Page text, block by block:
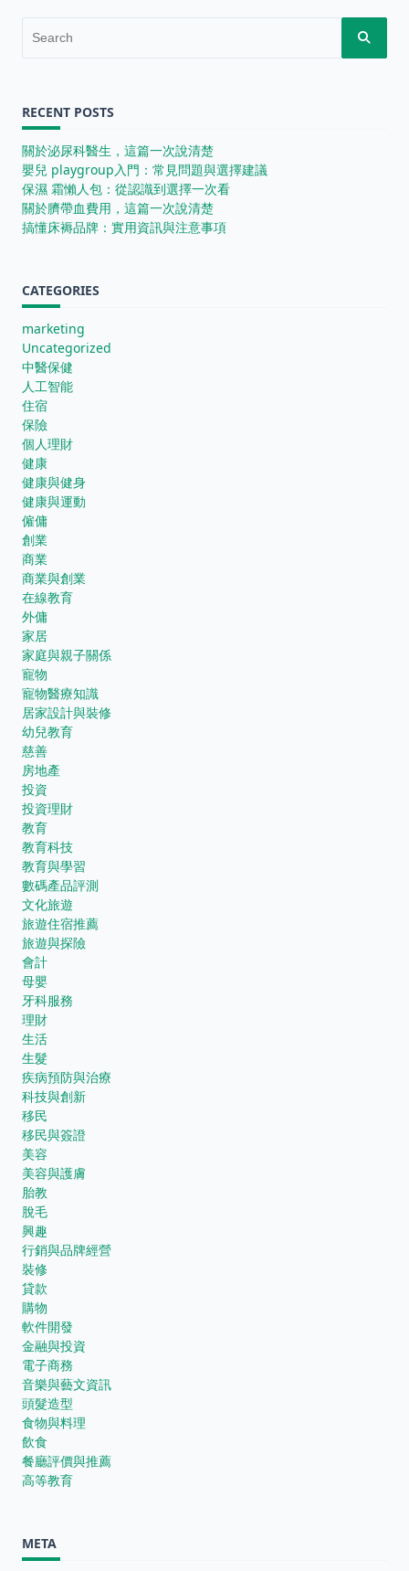
Search
RECENT POSTS
關於泌尿科醫生，這篇一次說清楚
嬰兒 playgroup入門：常見問題與選擇建議
保濕 霜懶人包：從認識到選擇一次看
關於臍帶血費用，這篇一次說清楚
搞懂床褥品牌：實用資訊與注意事項
CATEGORIES
marketing
Uncategorized
中醫保健
人工智能
住宿
保險
個人理財
健康
健康與健身
健康與運動
僱傭
創業
商業
商業與創業
在線教育
外傭
家居
家庭與親子關係
寵物
寵物醫療知識
居家設計與裝修
幼兒教育
慈善
房地產
投資
投資理財
教育
教育科技
教育與學習
數碼產品評測
文化旅遊
旅遊住宿推薦
旅遊與探險
會計
母嬰
牙科服務
理財
生活
生髮
疾病預防與治療
科技與創新
移民
移民與簽證
美容
美容與護膚
胎教
脫毛
興趣
行銷與品牌經營
裝修
貸款
購物
軟件開發
金融與投資
電子商務
音樂與藝文資訊
頭髮造型
食物與料理
飲食
餐廳評價與推薦
高等教育
META